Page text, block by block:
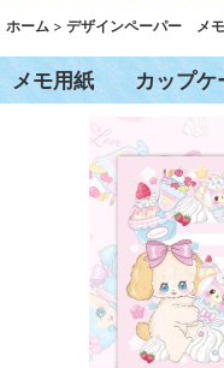
ホーム > デザインペーパー メ
メモ用紙 カップケ